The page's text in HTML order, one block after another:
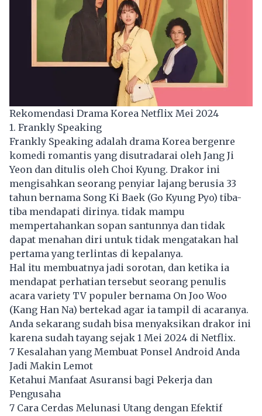
Rekomendasi Drama Korea Netflix Mei 2024
1. Frankly Speaking
Frankly Speaking adalah drama Korea bergenre
komedi romantis yang disutradarai oleh Jang Ji
Yeon dan ditulis oleh Choi Kyung. Drakor ini
mengisahkan seorang penyiar lajang berusia 33
tahun bernama Song Ki Baek (Go Kyung Pyo) tiba-
tiba mendapati dirinya. tidak mampu
mempertahankan sopan santunnya dan tidak
dapat menahan diri untuk tidak mengatakan hal
pertama yang terlintas di kepalanya.
Hal itu membuatnya jadi sorotan, dan ketika ia
mendapat perhatian tersebut seorang penulis
acara variety TV populer bernama On Joo Woo
(Kang Han Na) bertekad agar ia tampil di acaranya.
Anda sekarang sudah bisa menyaksikan drakor ini
karena sudah tayang sejak 1 Mei 2024 di Netflix.
7 Kesalahan yang Membuat Ponsel Android Anda
Jadi Makin Lemot
Ketahui Manfaat Asuransi bagi Pekerja dan
Pengusaha
7 Cara Cerdas Melunasi Utang dengan Efektif